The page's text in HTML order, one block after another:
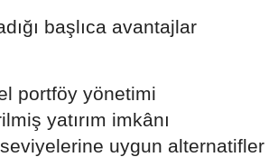
başlıca avantajlar
portföy yönetimi
yatırım imkânı
uygun alternatifler